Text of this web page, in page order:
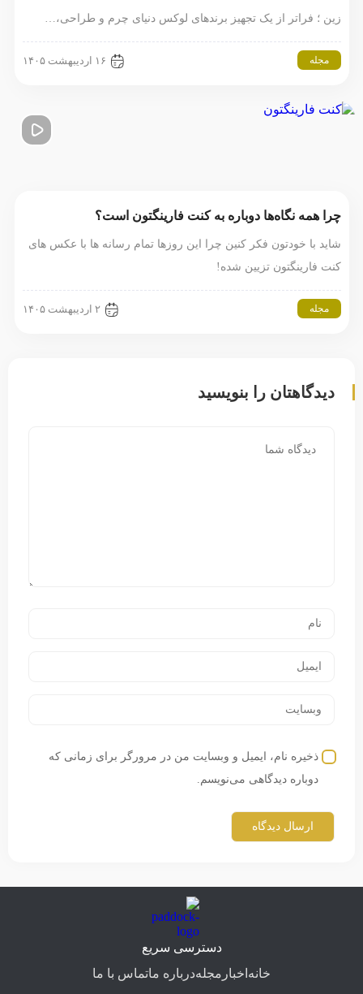
زین ؛ فراتر از یک تجهیز برندهای لوکس دنیای چرم و طراحی،…
مجله ۱۶ اردیبهشت ۱۴۰۵
چرا همه نگاه‌ها دوباره به کنت فارینگتون است؟
شاید با خودتون فکر کنین چرا این روزها تمام رسانه ها با عکس های
کنت فارینگتون تزیین شده!
مجله ۲ اردیبهشت ۱۴۰۵
دیدگاهتان را بنویسید
ذخیره نام، ایمیل و وبسایت من در مرورگر برای زمانی که
دوباره دیدگاهی می‌نویسم.
دسترسی سریع
خانه اخبار مجلهدرباره ماتماس با ما